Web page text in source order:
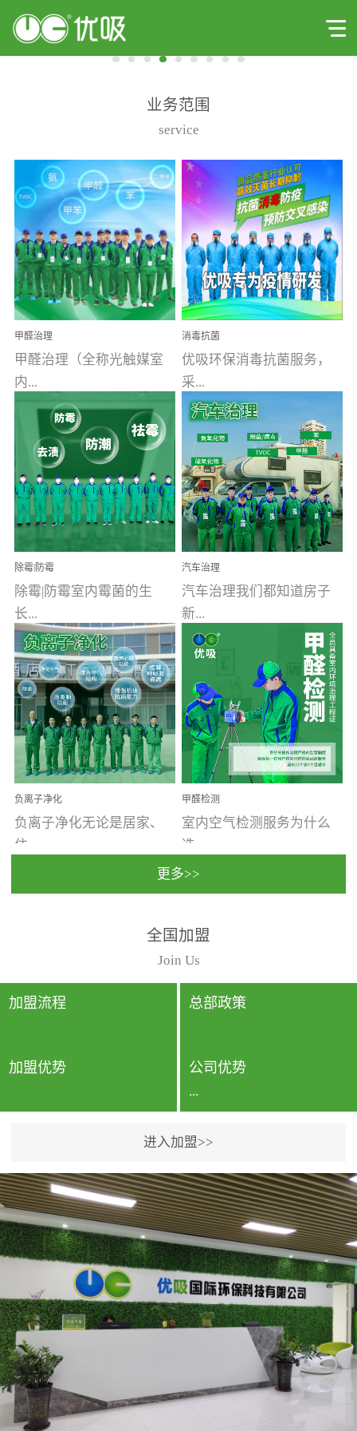
业务范围
service
甲醛治理
甲醛治理（全称光触媒室
内...
空气污染净化治理）工业
文明的进步，创造了多姿
多彩的家居产品和生活情
调，但也带来了以甲醛为
首的室内...
消毒抗菌
优吸环保消毒抗菌服务，
采...
用行业公认奥维牌消毒
液，具备杀死人体冠状病
毒的功效，杀菌率
99.99%。相对于传统消毒
液来说，无...
除霉|防霉
除霉|防霉室内霉菌的生
长...
受温度、湿度、基质养
分、通风四个条件影响，
温暖潮湿、营养物质多、
通风缓慢的空间最易滋生
大量霉菌的...
汽车治理
汽车治理我们都知道房子
新...
装修完会有甲醛，其实汽
车的甲醛超标问题更为严
重。汽车的空间范围小，
配件、皮具、装饰多，这
些都是汽...
负离子净化
负离子净化无论是居家、
住...
动，人类长时间停留的室
内空间都有整体消毒的需
要。因为空间内人流携带
的、空气...
甲醛检测
室内空气检测服务为什么
选...
行国家规定的标准检测方
法，空气采样量准确，检
测结果可靠，远胜于其他
检测...
更多>>
全国加盟
Join Us
加盟流程 总部政策
加盟优势 公司优势
...
专利保护优势、双甲资质
企业（“室内环境净化治理
甲级施工资质”“室内环境
污染治理资质等级证
书”）、拥有多名高级《环
境工程高级工程师》室内
空气治理资格认证的治理
人员、掌握室内空气净化
治理实用技术和五项专利
技术、八项计算机软件著
作权登记证书等。研发实
进入加盟>>